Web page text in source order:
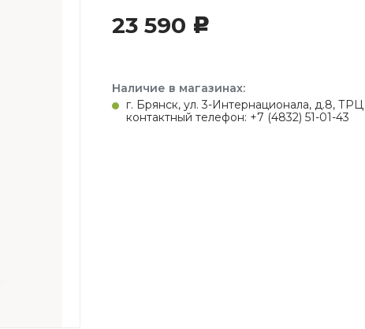
23 590 c
Наличие в магазинах:
г. Брянск, ул. 3-Интернационала, д.8,
контактный телефон: +7 (4832) 51-01-43